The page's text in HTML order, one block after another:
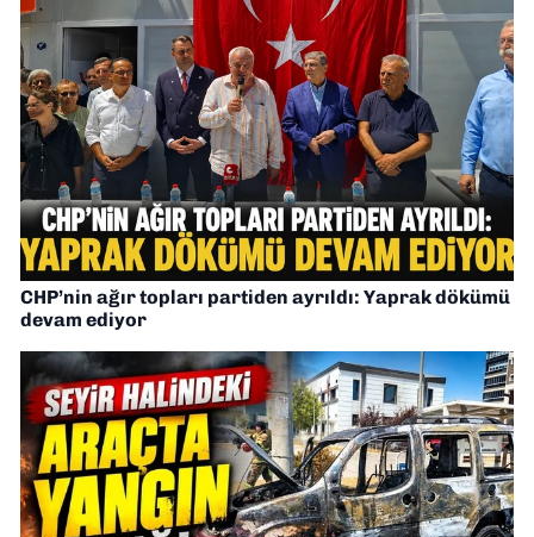
CHP’nin ağır topları partiden ayrıldı: Yaprak dökümü
devam ediyor